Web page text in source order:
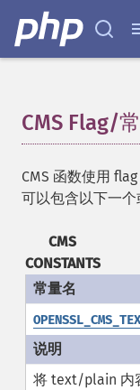
CMS Flag/
CMS 函数使用
可以包含以下一个
CMS
CONSTANTS
将 text/plain 内